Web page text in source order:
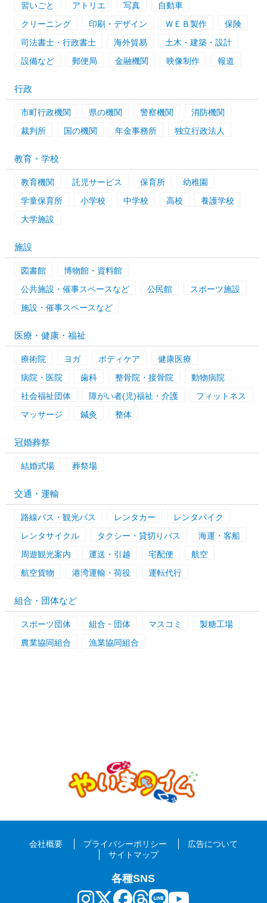
習いごと
アトリエ 写真
自動車
クリーニング
印刷・デザイン ＷＥＢ製作
保険
司法書士・行政書士
海外貿易
土木・建築・設計
設備など
郵便局 金融機関 映像制作 報道
行政
市町行政機関 県の機関 警察機関
消防機関
裁判所
国の機関 年金事務所 独立行政法人
教育・学校
教育機関 託児サービス 保育所
幼稚園
学童保育所
小学校 中学校 高校
養護学校
大学施設
施設
図書館
博物館・資料館
公共施設・催事スペースなど
公民館
スポーツ施設
施設・催事スペースなど
医療・健康・福祉
療術院 ヨガ ボディケア
健康医療
病院・医院
歯科 整骨院・接骨院
動物病院
社会福祉団体
障がい者(児)福祉・介護
フィットネス
マッサージ
鍼灸 整体
冠婚葬祭
結婚式場 葬祭場
交通・運輸
路線バス・観光バス レンタカー
レンタバイク
レンタサイクル
タクシー・貸切りバス
海運・客船
周遊観光案内
運送・引越 宅配便
航空
航空貨物
港湾運輸・荷役 運転代行
組合・団体など
スポーツ団体 組合・団体 マスコミ
製糖工場
農業協同組合
漁業協同組合
会社概要 プライバシーポリシー
広告について
サイトマップ
各種SNS